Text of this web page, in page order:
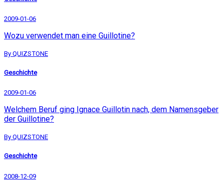
2009-01-06
Wozu verwendet man eine Guillotine?
By QUIZSTONE
Geschichte
2009-01-06
Welchem Beruf ging Ignace Guillotin nach, dem Namensgeber
der Guillotine?
By QUIZSTONE
Geschichte
2008-12-09